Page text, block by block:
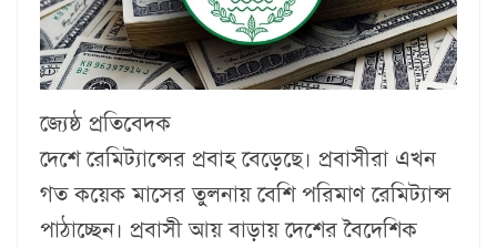
জ্যেষ্ঠ প্রতিবেদক
দেশে রেমিট্যান্সের প্রবাহ বেড়েছে। প্রবাসীরা এখন
গত কয়েক মাসের তুলনায় বেশি পরিমাণ রেমিট্যান্স
পাঠাচ্ছেন। প্রবাসী আয় বাড়ায় দেশের বৈদেশিক